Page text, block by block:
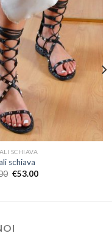
SCHIAVA
schiava
€53.00